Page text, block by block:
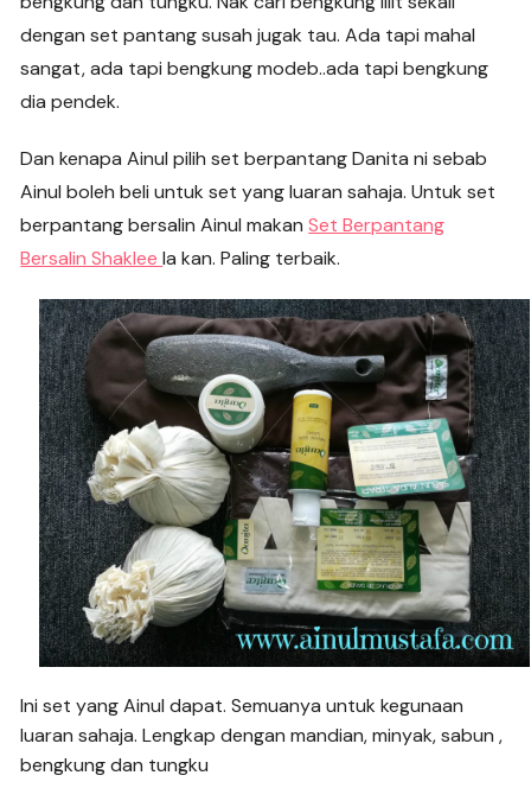
dengan set pantang susah jugak tau. Ada tapi mahal
sangat, ada tapi bengkung modeb..ada tapi bengkung
dia pendek.
Dan kenapa Ainul pilih set berpantang Danita ni sebab
Ainul boleh beli untuk set yang luaran sahaja. Untuk set
berpantang bersalin Ainul makanSet Berpantang
Bersalin Shakleela kan. Paling terbaik.
Ini set yang Ainul dapat. Semuanya untuk kegunaan
luaran sahaja. Lengkap dengan mandian, minyak, sabun ,
bengkung dan tungku